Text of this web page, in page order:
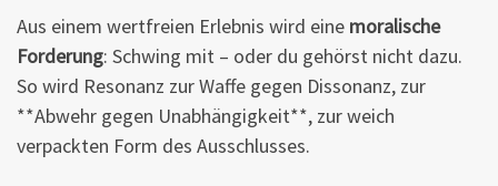
Aus einem wertfreien Erlebnis wird eine moralische
Forderung: Schwing mit – oder du gehörst nicht dazu.
So wird Resonanz zur Waffe gegen Dissonanz, zur
**Abwehr gegen Unabhängigkeit**, zur weich
verpackten Form des Ausschlusses.